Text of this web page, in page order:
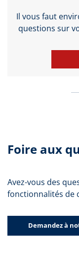
Il vous faut
questions sur
Foire aux
Avez-vous des
fonctionnalités de
Demandez à